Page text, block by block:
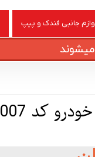
جانبی فندک و پیپ